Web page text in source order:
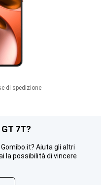
di spedizione
7T?
Aiuta gli altri
la possibilità di vincere